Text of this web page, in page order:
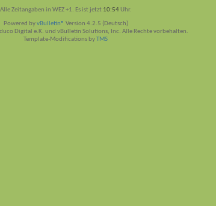
Alle Zeitangaben in WEZ +1. Es ist jetzt 10:54Uhr.
Powered byvBulletin® Version 4.2.5 (Deutsch)
Digital e.K. und vBulletin Solutions, Inc. Alle Rechte vorbehalten.
Template-Modifications byTMS